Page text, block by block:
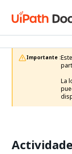
Importante :
La